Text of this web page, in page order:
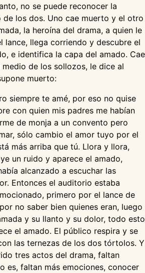
no se puede reconocer la
de los dos. Uno cae muerto y el otro
la heroína del drama, a quien le
lance, llega corriendo y descubre el
e identifica la capa del amado. Cae
de los sollozos, le dice al
muerto:
siempre te amé, por eso no quise
con quien mis padres me habían
de monja a un convento pero
sólo cambio el amor tuyo por el
más arriba que tú. Llora y llora,
un ruido y aparece el amado,
alcanzado a escuchar las
Entonces el auditorio estaba
primero por el lance de
no saber bien quienes eran, luego
y su llanto y su dolor, todo esto
el amado. El público respira y se
las ternezas de los dos tórtolos. Y
tres actos del drama, faltan
es, faltan más emociones, conocer